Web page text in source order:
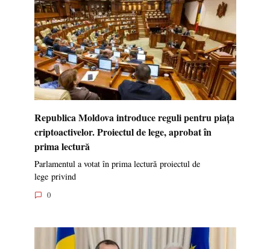
Republica Moldova introduce reguli pentru piața
criptoactivelor. Proiectul de lege, aprobat în
prima lectură
Parlamentul a votat în prima lectură proiectul de
lege privind
0